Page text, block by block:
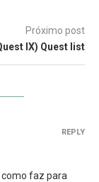
Próximo post
IX) Quest list
faz para
REPLY